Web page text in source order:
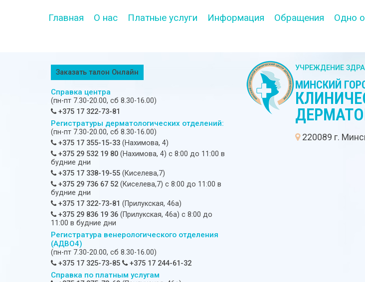
Главная О нас Платные услуги Информация Обращения Одно
УЧРЕЖДЕНИЕ
МИНСКИЙ
220089 г.
Заказать талон Онлайн
Справка центра
(пн-пт 7.30-20.00, сб 8.30-16.00)
+375 17 322-73-81
Регистратуры дерматологических отделений:
(пн-пт 7.30-20.00, сб 8.30-16.00)
+375 17 355-15-33 (Нахимова, 4)
+375 29 532 19 80 (Нахимова, 4) c 8:00 до 11:00 в
будние дни
+375 17 338-19-55 (Киселева,7)
+375 29 736 67 52 (Киселева,7) c 8:00 до 11:00 в
будние дни
+375 17 322-73-81 (Прилукская, 46а)
+375 29 836 19 36 (Прилукская, 46а) c 8:00 до
11:00 в будние дни
Регистратура венерологического отделения
(АДВО4)
(пн-пт 7.30-20.00, сб 8.30-16.00)
+375 17 325-73-85
+375 17 244-61-32
Справка по платным услугам